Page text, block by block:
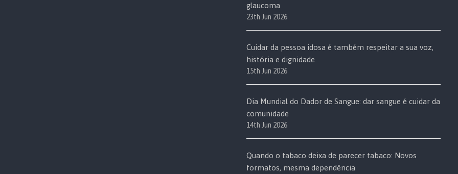
glaucoma
23th Jun 2026
Cuidar da pessoa idosa é também respeitar a sua voz,
história e dignidade
15th Jun 2026
Dia Mundial do Dador de Sangue: dar sangue é cuidar da
comunidade
14th Jun 2026
Quando o tabaco deixa de parecer tabaco: Novos
formatos, mesma dependência